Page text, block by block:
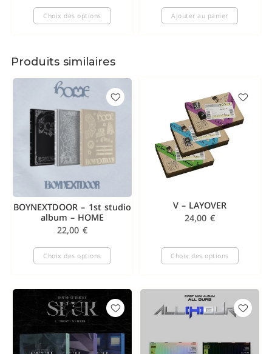
Choix des options Ajouter au panier
Produits similaires
BOYNEXTDOOR – 1st studio
album – HOME
22,00 €
Choix des options
V – LAYOVER
24,00 €
Choix des options